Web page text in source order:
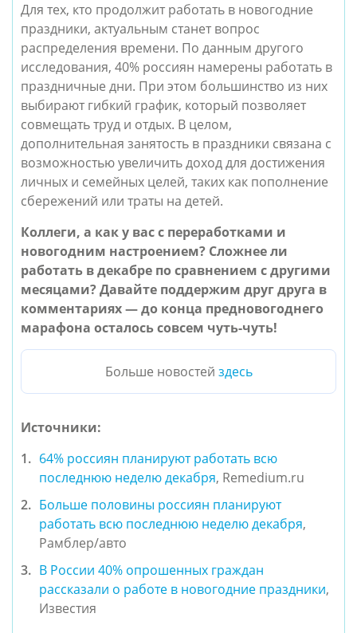
Для тех, кто продолжит работать в новогодние
праздники, актуальным станет вопрос
распределения времени. По данным другого
исследования, 40% россиян намерены работать в
праздничные дни. При этом большинство из них
выбирают гибкий график, который позволяет
совмещать труд и отдых. В целом,
дополнительная занятость в праздники связана с
возможностью увеличить доход для достижения
личных и семейных целей, таких как пополнение
сбережений или траты на детей.
Коллеги, а как у вас с переработками и
новогодним настроением? Сложнее ли
работать в декабре по сравнением с другими
месяцами? Давайте поддержим друг друга в
комментариях — до конца предновогоднего
марафона осталось совсем чуть-чуть!
Больше новостей здесь
Источники:
64% россиян планируют работать всю
последнюю неделю декабря, Remedium.ru
Больше половины россиян планируют
работать всю последнюю неделю декабря,
Рамблер/авто
В России 40% опрошенных граждан
рассказали о работе в новогодние праздники,
Известия